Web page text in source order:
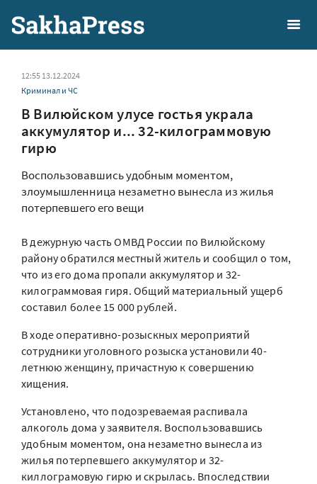
12:55 13.12.2024
Криминал и ЧС
В Вилюйском улусе гостья украла
аккумулятор и... 32-килограммовую
гирю
Воспользовавшись удобным моментом,
злоумышленница незаметно вынесла из жилья
потерпевшего его вещи
В дежурную часть ОМВД России по Вилюйскому
району обратился местный житель и сообщил о том,
что из его дома пропали аккумулятор и 32-
килограммовая гиря. Общий материальный ущерб
составил более 15 000 рублей.
В ходе оперативно-розыскных мероприятий
сотрудники уголовного розыска установили 40-
летнюю женщину, причастную к совершению
хищения.
Установлено, что подозреваемая распивала
алкоголь дома у заявителя. Воспользовавшись
удобным моментом, она незаметно вынесла из
жилья потерпевшего аккумулятор и 32-
киллограмовую гирю и скрылась. Впоследствии